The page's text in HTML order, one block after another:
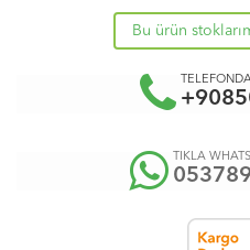
Bu ürün
TIKLA